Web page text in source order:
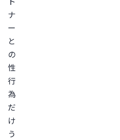
ナ
ー
と
の
性
行
為
だ
け
う